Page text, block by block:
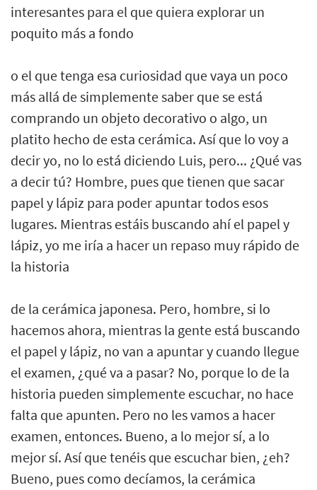
interesantes para el que quiera explorar un
poquito más a fondo
o el que tenga esa curiosidad que vaya un poco
más allá de simplemente saber que se está
comprando un objeto decorativo o algo, un
platito hecho de esta cerámica. Así que lo voy a
decir yo, no lo está diciendo Luis, pero... ¿Qué vas
a decir tú? Hombre, pues que tienen que sacar
papel y lápiz para poder apuntar todos esos
lugares. Mientras estáis buscando ahí el papel y
lápiz, yo me iría a hacer un repaso muy rápido de
la historia
de la cerámica japonesa. Pero, hombre, si lo
hacemos ahora, mientras la gente está buscando
el papel y lápiz, no van a apuntar y cuando llegue
el examen, ¿qué va a pasar? No, porque lo de la
historia pueden simplemente escuchar, no hace
falta que apunten. Pero no les vamos a hacer
examen, entonces. Bueno, a lo mejor sí, a lo
mejor sí. Así que tenéis que escuchar bien, ¿eh?
Bueno, pues como decíamos, la cerámica